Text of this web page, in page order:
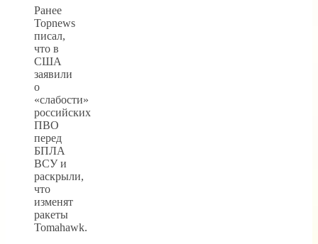
Ранее
Topnews
писал,
что в
США
заявили
о
«слабости»
российских
ПВО
перед
БПЛА
ВСУ и
раскрыли,
что
изменят
ракеты
Tomahawk.